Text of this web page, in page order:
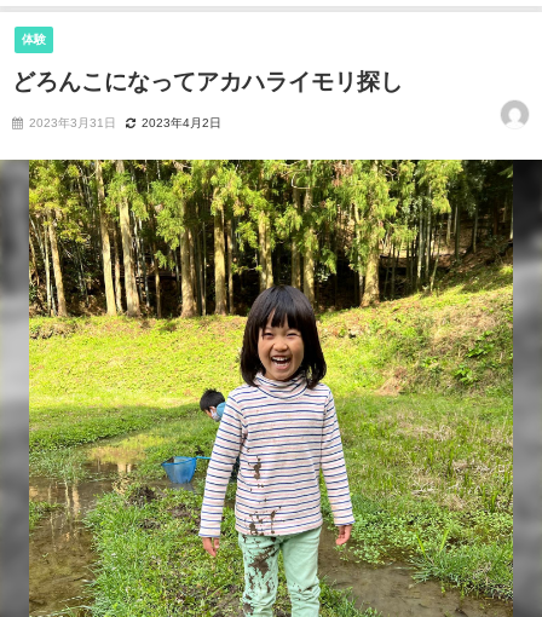
体験
どろんこになってアカハライモリ探し
2023年3月31日 2023年4月2日